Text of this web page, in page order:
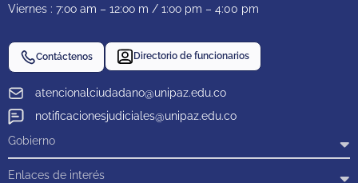
Viernes : 7:oo am – 12:oo m / 1:oo pm – 4:00 pm
atencionalciudadano@unipaz.edu.co
notificacionesjudiciales@unipaz.edu.co
Contáctenos Directorio de funcionarios
Gobierno
Enlaces de interés